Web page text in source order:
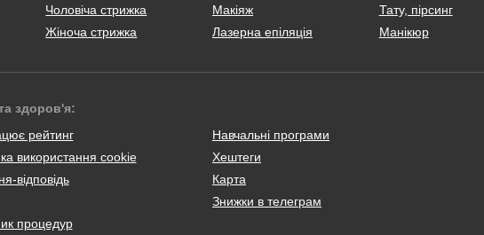
Чоловіча стрижка
Жіноча стрижка
Макіяж
Лазерна епіляція
Тату, пірсинг
Манікюр
здоров'я:
рейтинг
використання cookie
відповідь
процедур
Навчальні програми
Хештеги
Карта
Знижки в телеграм